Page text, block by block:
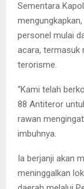
Sementara
personel mulai
acara, termasuk
terorisme.
“Kami telah
88 Antiteror
rawan
imbuhnya.
Ia berjanji akan
meninggalkan